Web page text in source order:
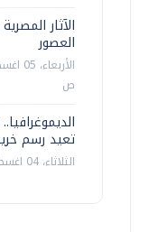
الآثار
العصور
ص
تعيد رسم
الثلاثاء، 04 اغسطس 2026 10:36 ص